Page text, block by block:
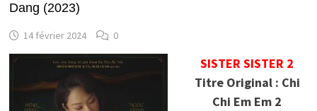
Dang (2023)
14 février 2024 0
SISTER SISTER 2
Titre Original : Chi
Chi Em Em 2